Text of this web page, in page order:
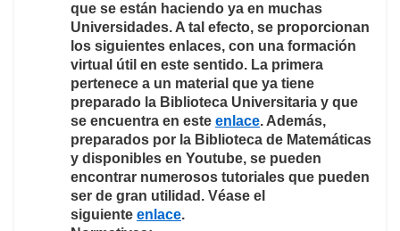
que se están haciendo ya en muchas
Universidades. A tal efecto, se proporcionan
los siguientes enlaces, con una formación
virtual útil en este sentido. La primera
pertenece a un material que ya tiene
preparado la Biblioteca Universitaria y que
se encuentra en este enlace. Además,
preparados por la Biblioteca de Matemáticas
y disponibles en Youtube, se pueden
encontrar numerosos tutoriales que pueden
ser de gran utilidad. Véase el
siguiente enlace.